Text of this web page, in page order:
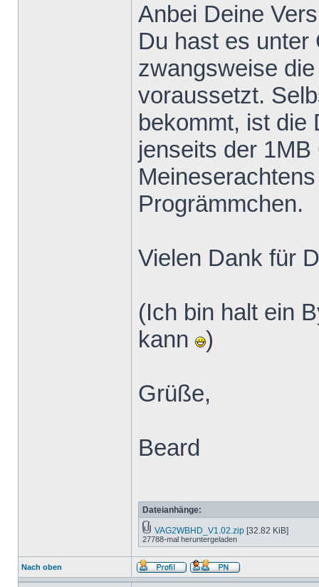
Anbei Deine
Du hast es unter
zwangsweise
voraussetzt.
bekommt, ist die
jenseits der 1MB
Progrämmchen.
Vielen Dank für
(Ich bin halt ein
kann
)
Grüße,
Beard
Dateianhänge:
VAG2WBHD_V1.02.zip [32.82 KiB]
27788-mal heruntergeladen
Nach oben